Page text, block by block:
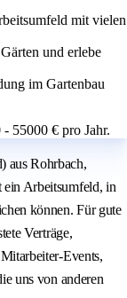
mit vielen
und erlebe
im Gartenbau
55000 € pro Jahr.
aus Rohrbach,
Arbeitsumfeld, in
können. Für gute
Verträge,
Events,
uns von anderen